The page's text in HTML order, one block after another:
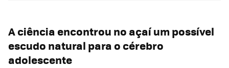
A ciência encontrou no açaí um possível
escudo natural para o cérebro
adolescente